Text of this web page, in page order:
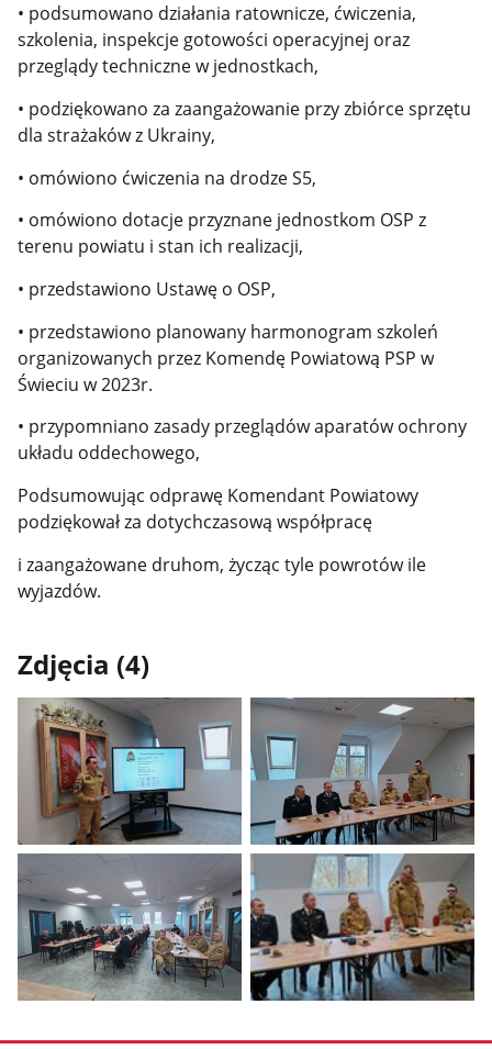
• podsumowano działania ratownicze, ćwiczenia,
szkolenia, inspekcje gotowości operacyjnej oraz
przeglądy techniczne w jednostkach,
• podziękowano za zaangażowanie przy zbiórce sprzętu
dla strażaków z Ukrainy,
• omówiono ćwiczenia na drodze S5,
• omówiono dotacje przyznane jednostkom OSP z
terenu powiatu i stan ich realizacji,
• przedstawiono Ustawę o OSP,
• przedstawiono planowany harmonogram szkoleń
organizowanych przez Komendę Powiatową PSP w
Świeciu w 2023r.
• przypomniano zasady przeglądów aparatów ochrony
układu oddechowego,
Podsumowując odprawę Komendant Powiatowy
podziękował za dotychczasową współpracę
i zaangażowane druhom, życząc tyle powrotów ile
wyjazdów.
Zdjęcia (4)
Pokaż
zdjęcie
1
z
galerii.
Pokaż
zdjęcie
2
z
galerii.
zdjęcie
zdjęcie